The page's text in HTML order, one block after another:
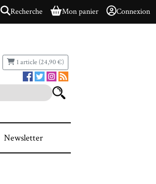
Recherche Mon panier Connexion
1 article (24,90 €)
Newsletter